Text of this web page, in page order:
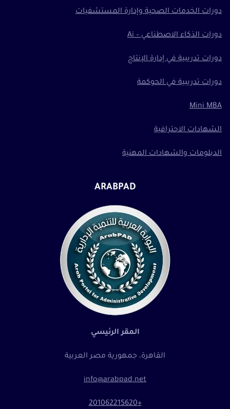
دورات الخدمات الصحية وإدارة المستشفيات
دورات الذكاء الاصطناعي – Ai
دورات تدريبية في إدارة الإنتاج
دورات تدريبية في الحوكمة
Mini MBA
الشهادات الاحترافية
الدبلومات والشهادات المهنية
ARABPAD
المقر الرئيسي
القاهرة، جمهورية مصر العربية
info@arabpad.net
+201062215620